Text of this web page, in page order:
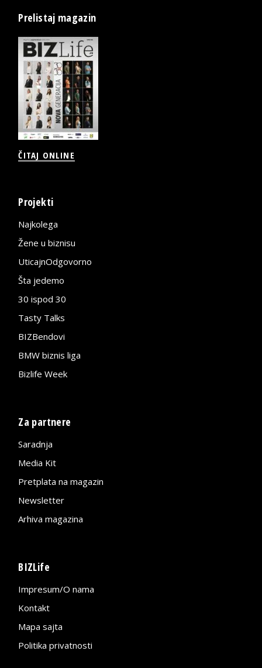
Prelistaj magazin
ČITAJ ONLINE
Projekti
Najkolega
Žene u biznisu
UticajnOdgovorno
Šta jedemo
30 ispod 30
Tasty Talks
BIZBendovi
BMW biznis liga
Bizlife Week
Za partnere
Saradnja
Media Kit
Pretplata na magazin
Newsletter
Arhiva magazina
BIZLife
Impresum/O nama
Kontakt
Mapa sajta
Politika privatnosti